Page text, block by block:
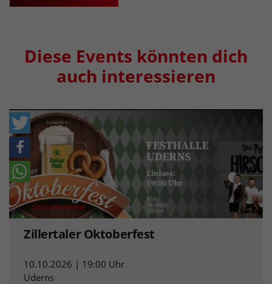
Diese Events könnten dich
auch interessieren
Zillertaler Oktoberfest
10.10.2026 | 19:00 Uhr
Uderns